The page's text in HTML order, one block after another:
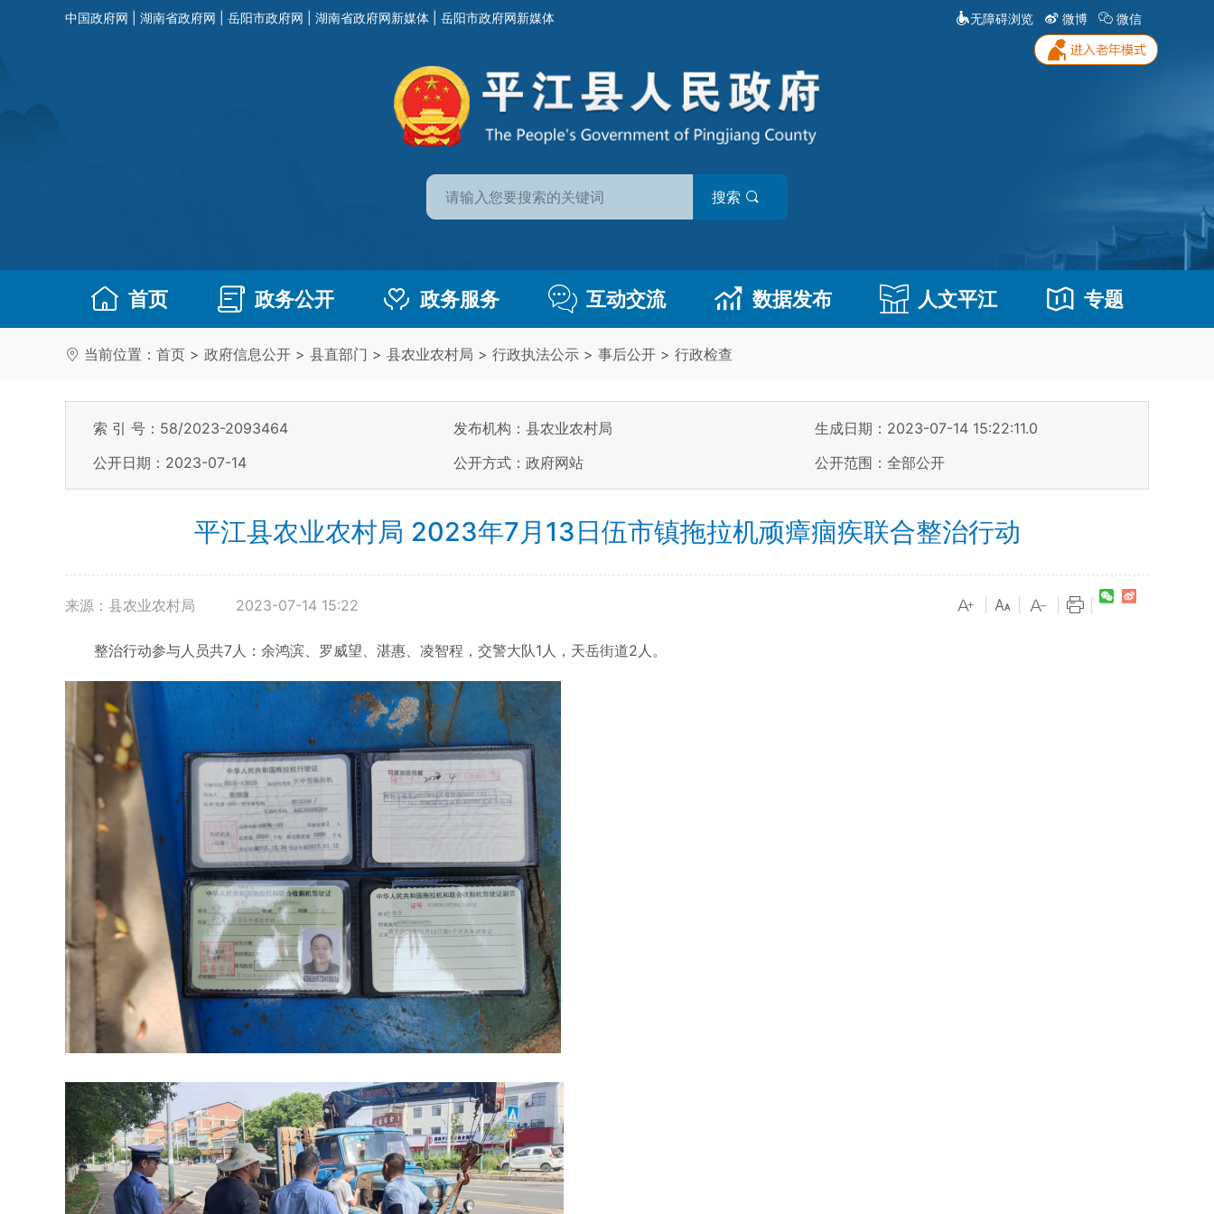
中国政府网 湖南省政府网 岳阳市政府网 湖南省政府网新媒体 岳阳市政府网新媒体 无障碍浏览 微博 微信
搜索
首页 政务公开 政务服务 互动交流 数据发布 人文平江 专题
当前位置： 首页 > 政府信息公开 > 县直部门 > 县农业农村局 > 行政执法公示 > 事后公开 > 行政检查
索 引 号：58/2023-2093464 发布机构：县农业农村局
生成日期：2023-07-14 15:22:11.0
公开日期：2023-07-14
公开方式：政府网站 公开范围：全部公开
平江县农业农村局 2023年7月13日伍市镇拖拉机顽瘴痼疾联合整治行动
来源：县农业农村局 2023-07-14 15:22
整治行动参与人员共7人：余鸿滨、罗威望、湛惠、凌智程，交警大队1人，天岳街道2人。